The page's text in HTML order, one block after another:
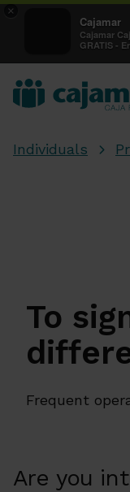
×
Cajamar
Cajamar
GRATIS -
Individuals
To
Frequent
Are you